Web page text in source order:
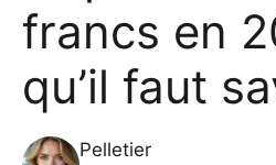
francs en
qu’il faut
Pelletier